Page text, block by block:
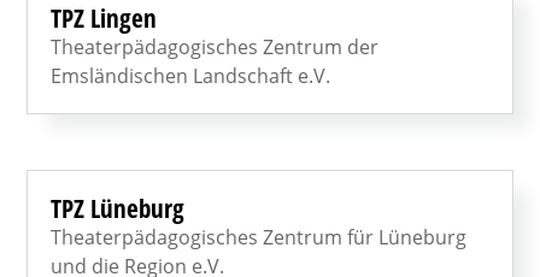
TPZ Lingen
Theaterpädagogisches Zentrum der
Emsländischen Landschaft e.V.
TPZ Lüneburg
Theaterpädagogisches Zentrum für Lüneburg
und die Region e.V.